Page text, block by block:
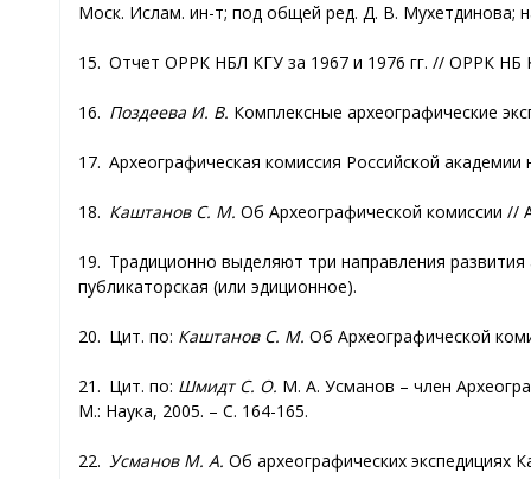
Моск. Ислам. ин-т; под общей ред. Д. В. Мухетдинова;
15. Отчет ОРРК НБЛ КГУ за 1967 и 1976 гг. // ОРРК НБ
16. Поздеева И. В. Комплексные археографические
17. Археографическая комиссия Российской академии
18. Каштанов С. М. Об Археографической комиссии //
19. Традиционно выделяют три направления развития
публикаторская (или эдиционное).
20. Цит. по: Каштанов С. М. Об Археографической
21. Цит. по: Шмидт С. О. М. А. Усманов – член
М.: Наука, 2005. – С. 164-165.
22. Усманов М. А. Об археографических экспедициях